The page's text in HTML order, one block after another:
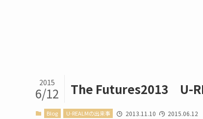
The Futures2013 U-
2015
6/12
Blog U-REALMの出来事 2013.11.10 2015.06.12